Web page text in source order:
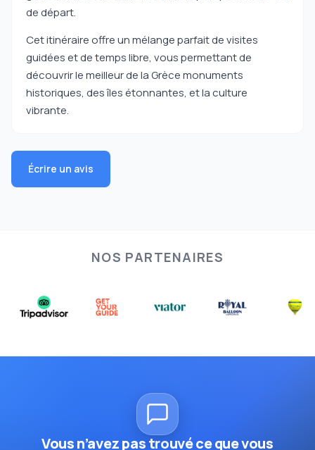
de départ.
Cet itinéraire offre un mélange parfait de visites
guidées et de temps libre, vous permettant de
découvrir le meilleur de la Grèce monuments
historiques, des îles étonnantes, et la culture
vibrante.
Écrire un avis
NOS PARTENAIRES
Vous n’avez pas trouvé ce que vous